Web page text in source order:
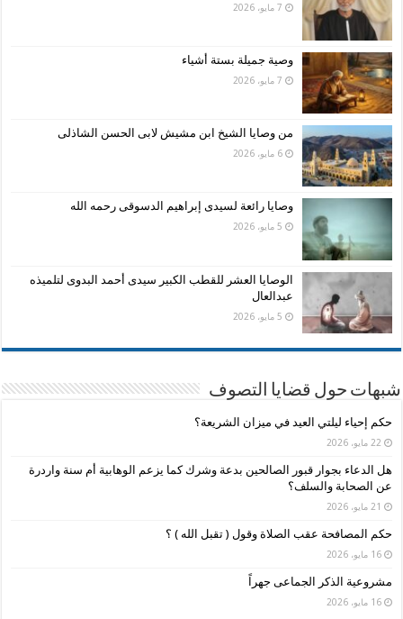
7 مايو، 2026
وصية جميلة بستة أشياء
7 مايو، 2026
من وصايا الشيخ ابن مشيش لابى الحسن الشاذلى
6 مايو، 2026
وصايا رائعة لسيدى إبراهيم الدسوقى رحمه الله
5 مايو، 2026
الوصايا العشر للقطب الكبير سيدى أحمد البدوى لتلميذه
عبدالعال
5 مايو، 2026
شبهات حول قضايا التصوف
حكم إحياء ليلتي العيد في ميزان الشريعة؟
22 مايو، 2026
هل الدعاء بجوار قبور الصالحين بدعة وشرك كما يزعم الوهابية أم سنة واردرة
عن الصحابة والسلف؟
21 مايو، 2026
حكم المصافحة عقب الصلاة وقول ( تقبل الله ) ؟
16 مايو، 2026
مشروعية الذكر الجماعى جهراً
16 مايو، 2026